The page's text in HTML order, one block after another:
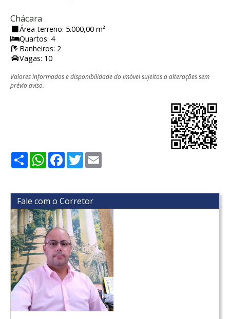
Chácara
Área terreno: 5.000,00 m²
Quartos: 4
Banheiros: 2
Vagas: 10
Valores informados e disponibilidade do imóvel sujeitos a alterações sem
prévio aviso.
ShareWhatsApp
Facebook
Twitter
Fale com o Corretor